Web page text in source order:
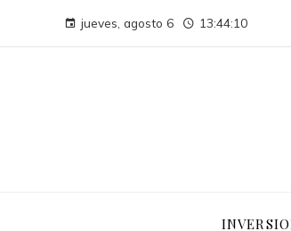
jueves, agosto 6 13:44:11